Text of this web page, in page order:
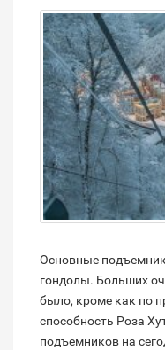
Основные
гондолы. Больших
было, кроме как по
способность Роза
подъемников на